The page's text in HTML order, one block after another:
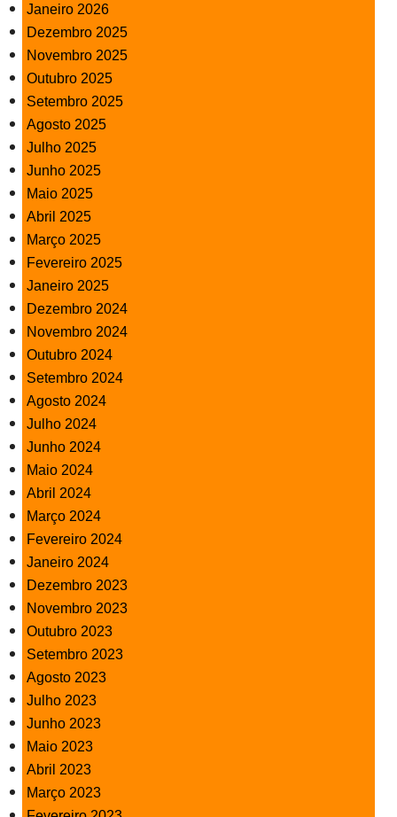
Janeiro 2026
Dezembro 2025
Novembro 2025
Outubro 2025
Setembro 2025
Agosto 2025
Julho 2025
Junho 2025
Maio 2025
Abril 2025
Março 2025
Fevereiro 2025
Janeiro 2025
Dezembro 2024
Novembro 2024
Outubro 2024
Setembro 2024
Agosto 2024
Julho 2024
Junho 2024
Maio 2024
Abril 2024
Março 2024
Fevereiro 2024
Janeiro 2024
Dezembro 2023
Novembro 2023
Outubro 2023
Setembro 2023
Agosto 2023
Julho 2023
Junho 2023
Maio 2023
Abril 2023
Março 2023